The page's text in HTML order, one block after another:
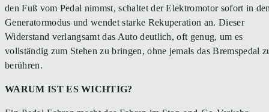
den Fuß vom Pedal nimmst, schaltet der Elektromotor sofort in
Generatormodus und wendet starke Rekuperation an. Dieser
Widerstand verlangsamt das Auto deutlich, oft genug, um es
vollständig zum Stehen zu bringen, ohne jemals das Bremspedal
berühren.
WARUM IST ES WICHTIG?